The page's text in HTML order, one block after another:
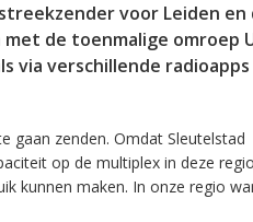
voor Leiden en
de toenmalige omroep
via verschillende
gaan zenden. Omdat Sleutelstad
op de multiplex in deze
kunnen maken. In onze regio